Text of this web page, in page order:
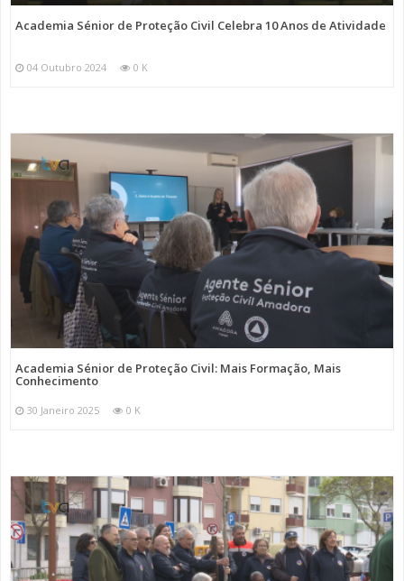
Academia Sénior de Proteção Civil Celebra 10 Anos de Atividade
04 Outubro 2024 0 K
Academia Sénior de Proteção Civil: Mais Formação, Mais
Conhecimento
30 Janeiro 2025 0 K